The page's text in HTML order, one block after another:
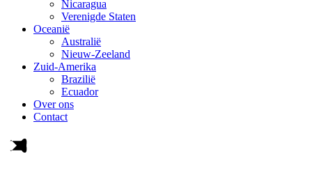
Nicaragua
Verenigde Staten
Oceanië
Australië
Nieuw-Zeeland
Zuid-Amerika
Brazilië
Ecuador
Over ons
Contact